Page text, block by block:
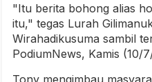
"Itu berita bohong alias
itu," tegas Lurah
Wirahadikusuma sambil
PodiumNews, Kamis (10/
Tony mengimbau